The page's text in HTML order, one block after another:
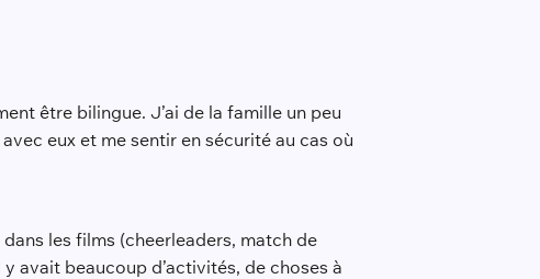
être bilingue. J’ai de la famille un peu
eux et me sentir en sécurité au cas où
les films (cheerleaders, match de
avait beaucoup d’activités, de choses à